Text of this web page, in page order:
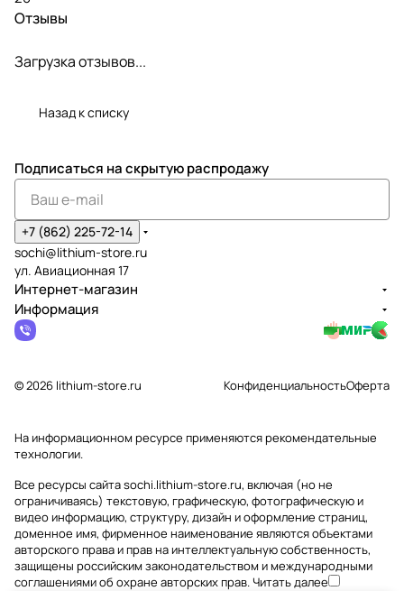
Отзывы
Загрузка отзывов...
Назад к списку
Подписаться на скрытую распродажу
+7 (862) 225-72-14
sochi@lithium-store.ru
ул. Авиационная 17
Интернет-магазин
Информация
© 2026 lithium-store.ru КонфиденциальностьОферта
На информационном ресурсе применяютсярекомендательные
технологии.
Все ресурсы сайта sochi.lithium-store.ru, включая (но не
ограничиваясь) текстовую, графическую, фотографическую и
видео информацию, структуру, дизайн и оформление страниц,
доменное имя, фирменное наименование являются объектами
авторского права и прав на интеллектуальную собственность,
защищены российским законодательством и международными
соглашениями об охране авторских прав.Читать далее